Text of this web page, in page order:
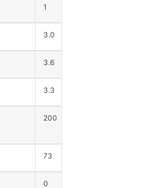
1
3.0
3.6
3.3
200
73
0